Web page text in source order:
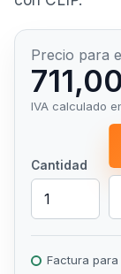
Precio para
IVA calculado
Cantidad
Factura para